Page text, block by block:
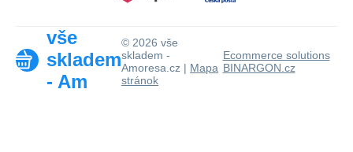
vše
skladem
- Am
© 2026 vše
skladem -
Amoresa.cz | Mapa
stránok
Ecommerce solutions
BINARGON.cz